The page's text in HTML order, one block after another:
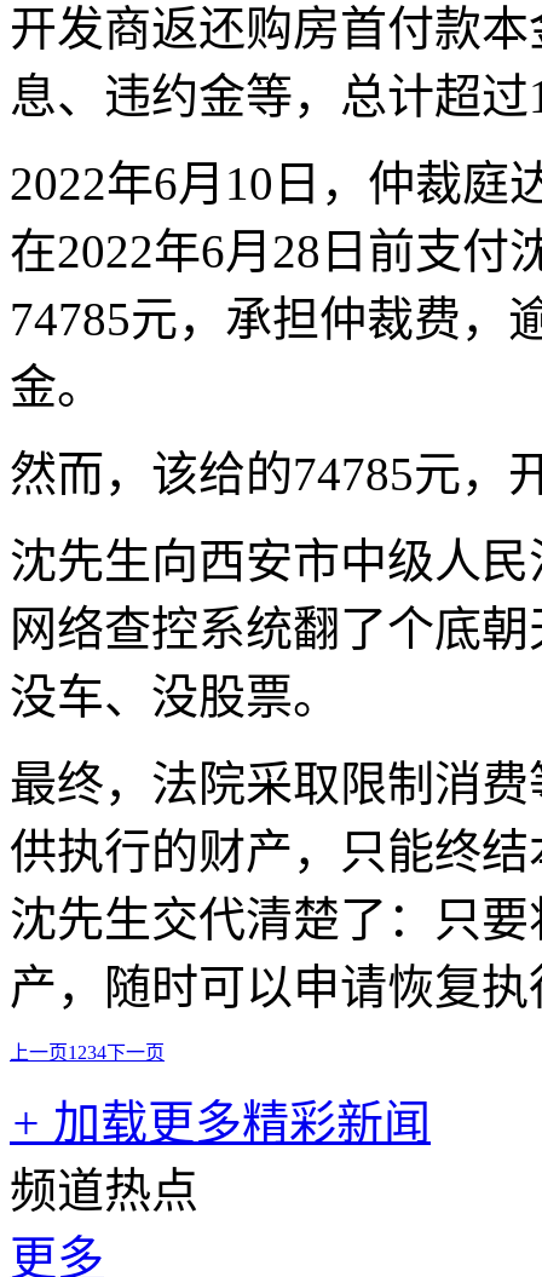
开发商返还购房首付款
息、违约金等，总计超过
2022年6月10日，仲裁庭
在2022年6月28日前支付
74785元，承担仲裁费，
金。
然而，该给的74785元，
沈先生向西安市中级人
网络查控系统翻了个底
没车、没股票。
最终，法院采取限制消
供执行的财产，只能终
沈先生交代清楚了：只
产，随时可以申请恢复
上一页1 234下一页
+ 加载更多精彩新闻
频道热点
更多